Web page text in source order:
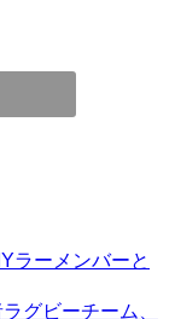
ラーメンバーと
グビーチーム、